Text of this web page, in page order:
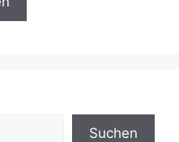
Suchen